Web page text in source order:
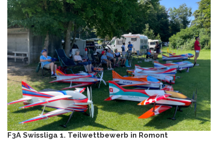
F3A Swissliga 1. Teilwettbewerb in Romont